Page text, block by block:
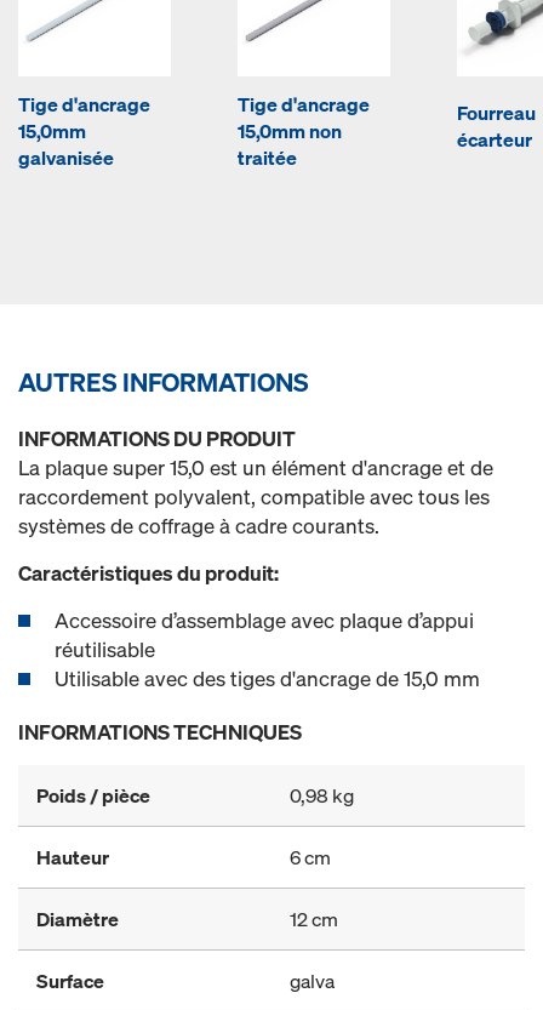
Tige d'ancrage
15,0mm
galvanisée
Tige d'ancrage
15,0mm non
traitée
Fourreau
écarteur
AUTRES INFORMATIONS
INFORMATIONS DU PRODUIT
La plaque super 15,0 est un élément d'ancrage et de
raccordement polyvalent, compatible avec tous les
systèmes de coffrage à cadre courants.
Caractéristiques du produit:
Accessoire d’assemblage avec plaque d’appui
réutilisable
Utilisable avec des tiges d'ancrage de 15,0 mm
INFORMATIONS TECHNIQUES
Poids / pièce 0,98 kg
Hauteur 6 cm
Diamètre 12 cm
Surface galva